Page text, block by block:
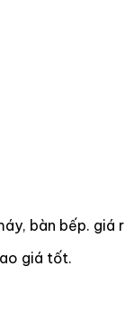
bàn bếp. giá
giá tốt.